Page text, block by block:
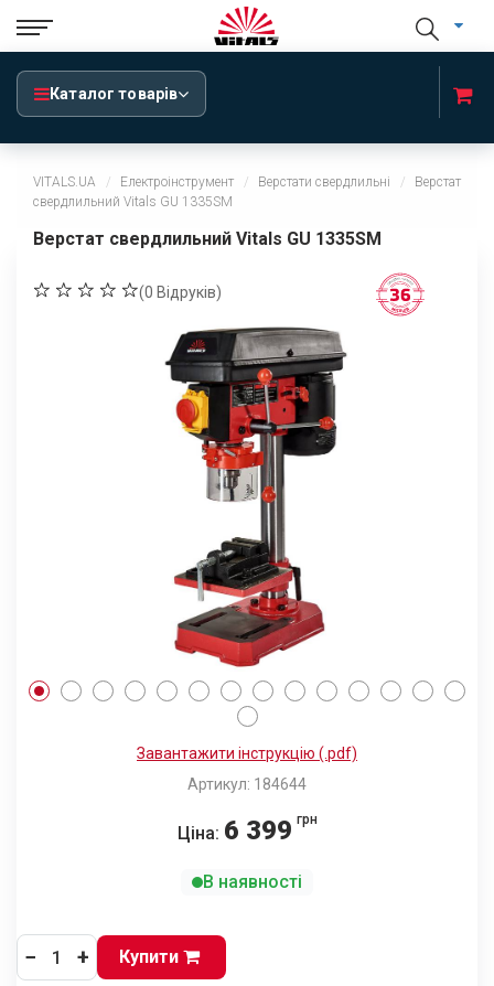
Каталог товарів
VITALS.UA Електроінструмент Верстати свердлильні
Верстат
свердлильний Vitals GU 1335SM
Верстат свердлильний Vitals GU 1335SM
(0 Відруків)
Завантажити інструкцію (.pdf)
Артикул: 184644
Ціна: 6 399 грн
В наявності
− + Купити